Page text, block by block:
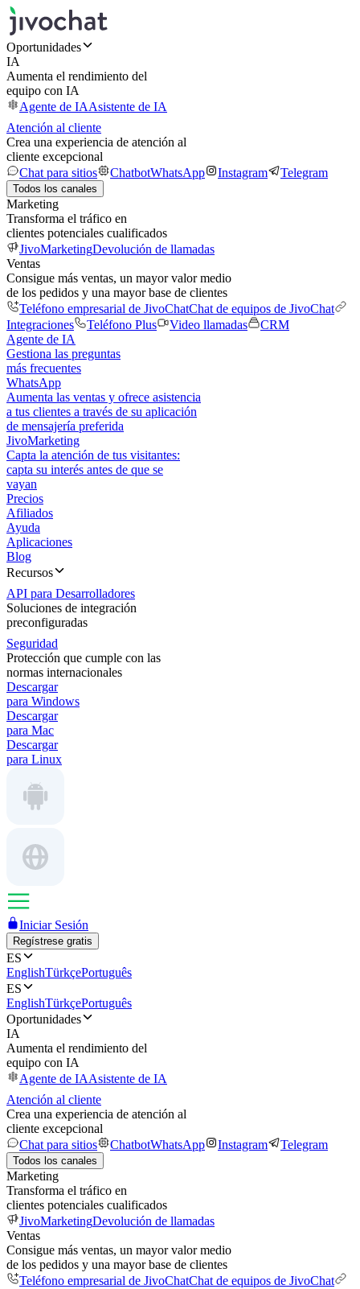
Oportunidades
IA
Aumenta el rendimiento del
equipo con IA
Agente de IAAsistente de IA
Atención al cliente
Crea una experiencia de atención al
cliente excepcional
Chat para sitios
ChatbotWhatsApp Instagram Telegram
Todos los canales
Marketing
Transforma el tráfico en
clientes potenciales cualificados
JivoMarketingDevolución de llamadas
Ventas
Consigue más ventas, un mayor valor medio
de los pedidos y una mayor base de clientes
Teléfono empresarial de JivoChatChat de equipos de JivoChat
Integraciones
Teléfono Plus Video llamadas
CRM
Agente de IA
Gestiona las preguntas
más frecuentes
WhatsApp
Aumenta las ventas y ofrece asistencia
a tus clientes a través de su aplicación
de mensajería preferida
JivoMarketing
Capta la atención de tus visitantes:
capta su interés antes de que se
vayan
Precios
Afiliados
Ayuda
Aplicaciones
Blog
Recursos
API para Desarrolladores
Soluciones de integración
preconfiguradas
Seguridad
Protección que cumple con las
normas internacionales
Descargar
para Windows
Descargar
para Mac
Descargar
para Linux
Iniciar Sesión
Regístrese gratis
ES
EnglishTürkçePortuguês
ES
EnglishTürkçePortuguês
Oportunidades
IA
Aumenta el rendimiento del
equipo con IA
Agente de IAAsistente de IA
Atención al cliente
Crea una experiencia de atención al
cliente excepcional
Chat para sitios
ChatbotWhatsApp Instagram Telegram
Todos los canales
Marketing
Transforma el tráfico en
clientes potenciales cualificados
JivoMarketingDevolución de llamadas
Ventas
Consigue más ventas, un mayor valor medio
de los pedidos y una mayor base de clientes
Teléfono empresarial de JivoChatChat de equipos de JivoChat